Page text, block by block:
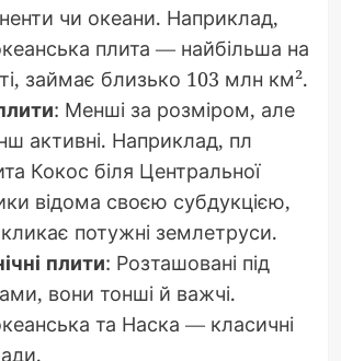
чи океани. Наприклад,
плита — найбільша на
займає близько 103 млн км².
: Менші за розміром, але
активні. Наприклад, пл
Кокос біля Центральної
відома своєю субдукцією,
потужні землетруси.
плити: Розташовані під
вони тонші й важчі.
та Наска — класичні